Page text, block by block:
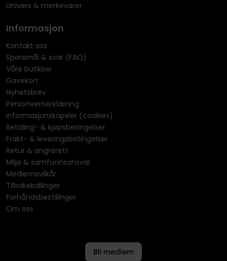
Univers & merkevarer
Informasjon
Kontakt oss
Spørsmål & svar (FAQ)
Våre butikker
Gavekort
Nyhetsbrev
Personvernerklæring
Informasjonskapsler (cookies)
Betaling- & kjøpsbetingelser
Frakt- & leveringsbetingelser
Retur & angrerett
Miljø & samfunnsansvar
Medlemsvilkår
Tilbakekallinger
Forhåndsbestillinger
Om oss
Bli medlem